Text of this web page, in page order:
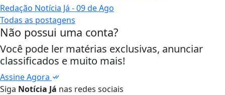
Redação Notícia Já - 09 de Ago
Todas as postagens
Não possui uma conta?
Você pode ler matérias exclusivas, anunciar
classificados e muito mais!
Assine Agora
Siga Notícia Já nas redes sociais